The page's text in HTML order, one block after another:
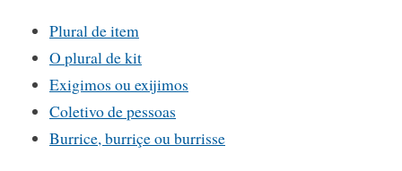
Plural de item
O plural de kit
Exigimos ou exijimos
Coletivo de pessoas
Burrice, burriçe ou burrisse